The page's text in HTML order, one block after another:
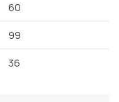
60
99
36